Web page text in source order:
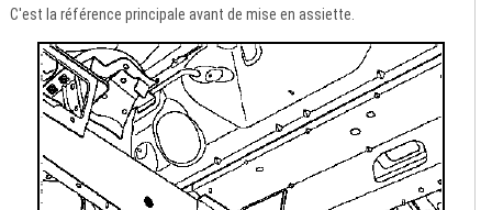
C'est la référence principale avant de mise en assiette.